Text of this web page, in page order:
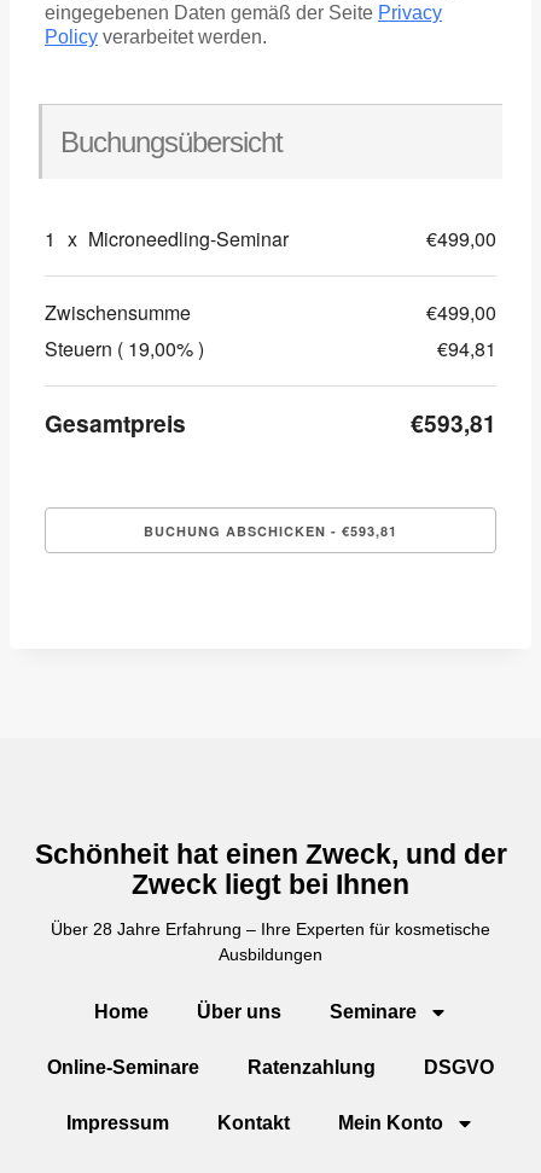
eingegebenen Daten gemäß der Seite Privacy
Policy verarbeitet werden.
Buchungsübersicht
1 x Microneedling-Seminar €499,00
Zwischensumme
€499,00
Steuern ( 19,00% )
€94,81
Gesamtpreis €593,81
Schönheit hat einen Zweck, und der
Zweck liegt bei Ihnen
Über 28 Jahre Erfahrung – Ihre Experten für kosmetische
Ausbildungen
Home Über uns Seminare
Online-Seminare Ratenzahlung DSGVO
Impressum Kontakt Mein Konto